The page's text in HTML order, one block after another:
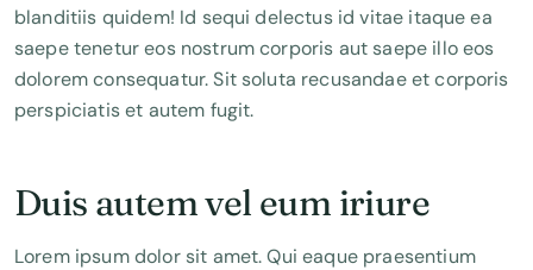
blanditiis quidem! Id sequi delectus id vitae itaque ea
saepe tenetur eos nostrum corporis aut saepe illo eos
dolorem consequatur. Sit soluta recusandae et corporis
perspiciatis et autem fugit.
Duis autem vel eum iriure
Lorem ipsum dolor sit amet. Qui eaque praesentium